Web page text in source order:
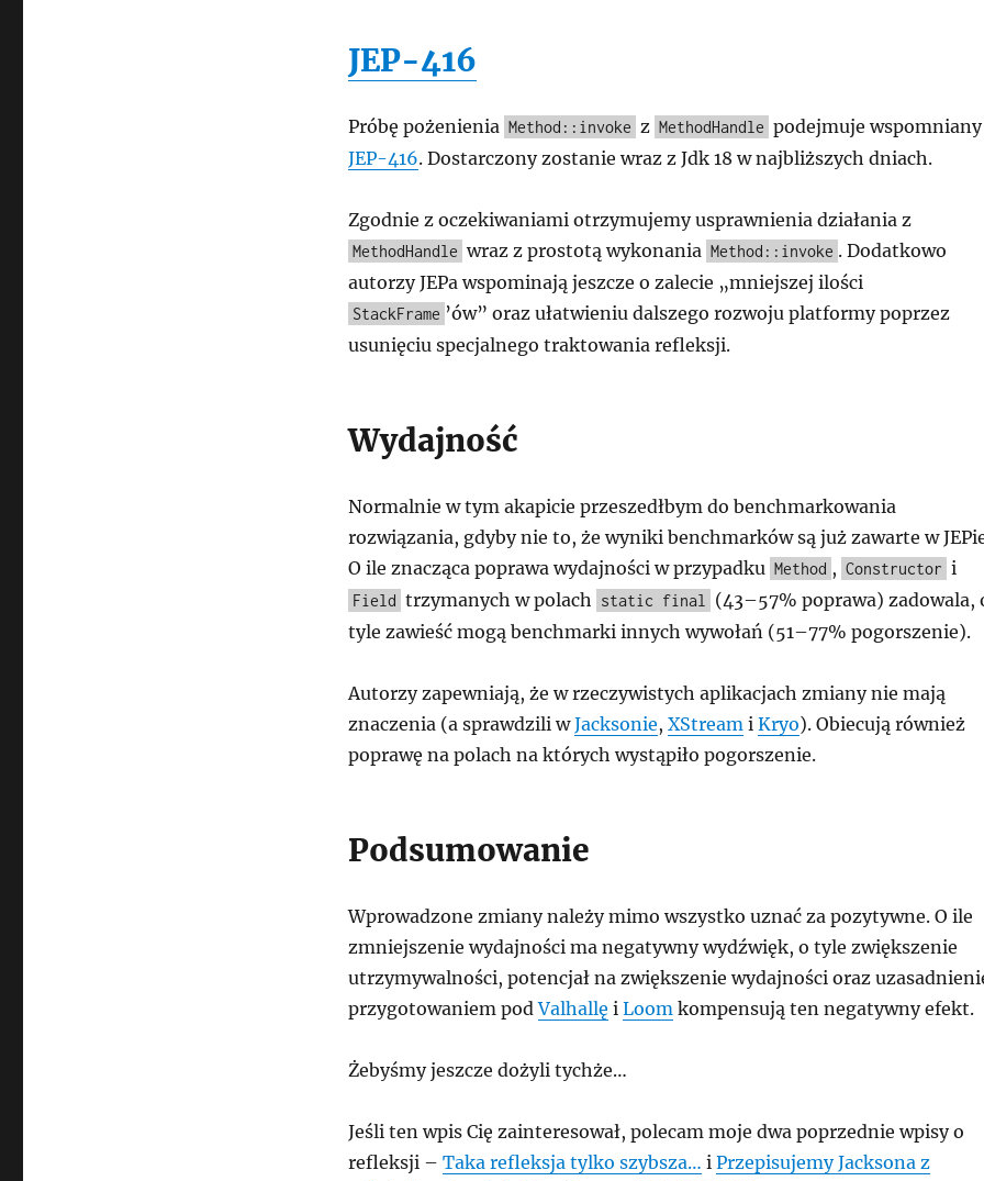
JEP-416
Próbę pożenienia Method::invoke z MethodHandle podejmuje wspomniany
JEP-416. Dostarczony zostanie wraz z Jdk 18 w najbliższych dniach.
Zgodnie z oczekiwaniami otrzymujemy usprawnienia działania z
MethodHandle wraz z prostotą wykonania Method::invoke . Dodatkowo
autorzy JEPa wspominają jeszcze o zalecie „mniejszej ilości
StackFrame ’ów” oraz ułatwieniu dalszego rozwoju platformy poprzez
usunięciu specjalnego traktowania refleksji.
Wydajność
Normalnie w tym akapicie przeszedłbym do benchmarkowania
rozwiązania, gdyby nie to, że wyniki benchmarków są już zawarte w
O ile znacząca poprawa wydajności w przypadku Method , Constructor i
Field trzymanych w polach static final
(43–57% poprawa) zadowala,
tyle zawieść mogą benchmarki innych wywołań (51–77% pogorszenie).
Autorzy zapewniają, że w rzeczywistych aplikacjach zmiany nie mają
znaczenia (a sprawdzili wJacksonie, XStreami Kryo). Obiecują również
poprawę na polach na których wystąpiło pogorszenie.
Podsumowanie
Wprowadzone zmiany należy mimo wszystko uznać za pozytywne. O ile
zmniejszenie wydajności ma negatywny wydźwięk, o tyle zwiększenie
utrzymywalności, potencjał na zwiększenie wydajności oraz
przygotowaniem podValhallę i Loomkompensują ten negatywny efekt.
Żebyśmy jeszcze dożyli tychże…
Jeśli ten wpis Cię zainteresował, polecam moje dwa poprzednie wpisy o
refleksji – Taka refleksja tylko szybsza… i Przepisujemy Jacksona z